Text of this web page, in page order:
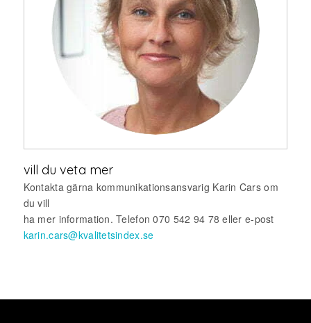
vill du veta mer
Kontakta gärna kommunikationsansvarig Karin Cars om
du vill
ha mer information. Telefon 070 542 94 78 eller e-post
karin.cars@kvalitetsindex.se